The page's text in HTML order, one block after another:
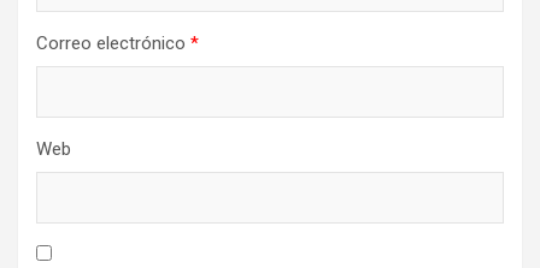
Correo electrónico *
Web